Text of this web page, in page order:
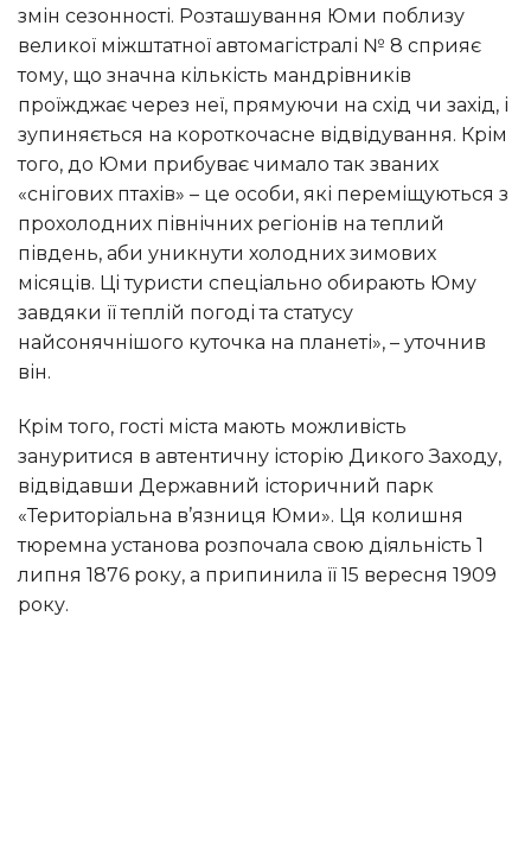
змін сезонності. Розташування Юми поблизу
великої міжштатної автомагістралі № 8 сприяє
тому, що значна кількість мандрівників
проїжджає через неї, прямуючи на схід чи захід, і
зупиняється на короткочасне відвідування. Крім
того, до Юми прибуває чимало так званих
«снігових птахів» – це особи, які переміщуються з
прохолодних північних регіонів на теплий
південь, аби уникнути холодних зимових
місяців. Ці туристи спеціально обирають Юму
завдяки її теплій погоді та статусу
найсонячнішого куточка на планеті», – уточнив
він.
Крім того, гості міста мають можливість
зануритися в автентичну історію Дикого Заходу,
відвідавши Державний історичний парк
«Територіальна в’язниця Юми». Ця колишня
тюремна установа розпочала свою діяльність 1
липня 1876 року, а припинила її 15 вересня 1909
року.